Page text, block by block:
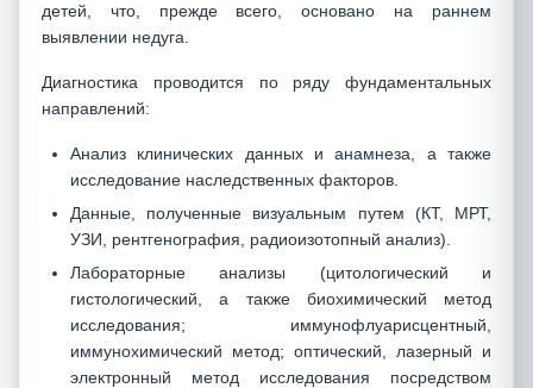
детей, что, прежде всего, основано на раннем
выявлении недуга.
Диагностика проводится по ряду фундаментальных
направлений:
Анализ клинических данных и анамнеза, а также
исследование наследственных факторов.
Данные, полученные визуальным путем (КТ, МРТ,
УЗИ, рентгенография, радиоизотопный анализ).
Лабораторные анализы (цитологический и
гистологический, а также биохимический метод
исследования; иммунофлуарисцентный,
иммунохимический метод; оптический, лазерный и
электронный метод исследования посредством